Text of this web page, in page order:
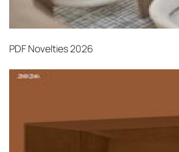
PDFNovelties 2026